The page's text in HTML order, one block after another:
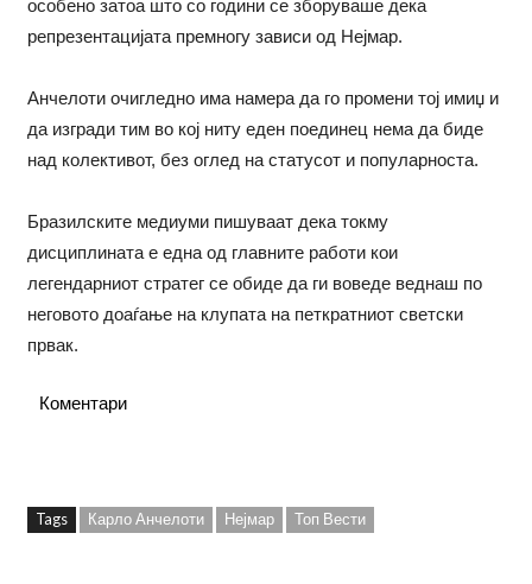
особено затоа што со години се зборуваше дека
репрезентацијата премногу зависи од Нејмар.
Анчелоти очигледно има намера да го промени тој имиџ и
да изгради тим во кој ниту еден поединец нема да биде
над колективот, без оглед на статусот и популарноста.
Бразилските медиуми пишуваат дека токму
дисциплината е една од главните работи кои
легендарниот стратег се обиде да ги воведе веднаш по
неговото доаѓање на клупата на петкратниот светски
првак.
Коментари
Tags Карло Анчелоти Нејмар Топ Вести